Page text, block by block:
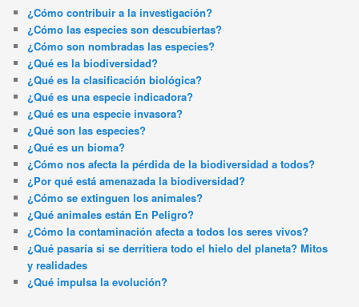
¿Cómo contribuir a la investigación?
¿Cómo las especies son descubiertas?
¿Cómo son nombradas las especies?
¿Qué es la biodiversidad?
¿Qué es la clasificación biológica?
¿Qué es una especie indicadora?
¿Qué es una especie invasora?
¿Qué son las especies?
¿Qué es un bioma?
¿Cómo nos afecta la pérdida de la biodiversidad a todos?
¿Por qué está amenazada la biodiversidad?
¿Cómo se extinguen los animales?
¿Qué animales están En Peligro?
¿Cómo la contaminación afecta a todos los seres vivos?
¿Qué pasaría si se derritiera todo el hielo del planeta? Mitos
y realidades
¿Qué impulsa la evolución?